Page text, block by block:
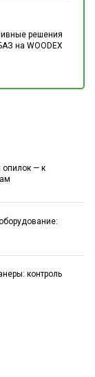
решения
на WOODEX
опилок — к
контроль